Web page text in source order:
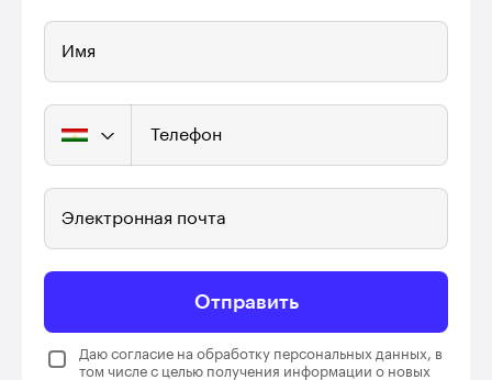
Имя
Телефон
Электронная почта
Отправить
Даю согласие на обработку персональных данных, в
том числе с целью получения информации о новых